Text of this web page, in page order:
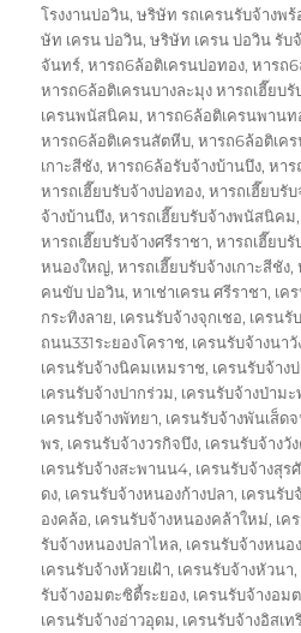
โรงงานบ่อวิน,ษริษัท รถเครนรับจ้างพ
ษัท เครน บ่อวิน,ษริษัท เครน บ่อวิน รับ
จันทร์,หารถ6ล้อติเครนบ่อทอง,หารถ
หารถ6ล้อติเครนบางละมุง หารถเฮี๊ยบรั
เครนพนัสนิคม,หารถ6ล้อติเครนพานท
หารถ6ล้อติเครนสัตหีบ,หารถ6ล้อติเค
เกาะสีชัง,หารถ6ล้อรับจ้างบ้านบึง,หาร
หารถเฮี๊ยบรับจ้างบ่อทอง,หารถเฮี๊ยบรั
จ้างบ้านบึง,หารถเฮี๊ยบรับจ้างพนัสนิคม
หารถเฮี๊ยบรับจ้างศรีราชา,หารถเฮี๊ยบ
หนองใหญ่,หารถเฮี๊ยบรับจ้างเกาะสีชัง,
คนขับ บ่อวิน,หาเช่าเครน ศรีราชา, เค
กระทิงลาย, เครนรับจ้างจุกเชอ, เครนรั
ถนน331ระยองโคราช, เครนรับจ้างนาวั
เครนรับจ้างนิคมเหมราช, เครนรับจ้าง
เครนรับจ้างปากร่วม, เครนรับจ้างป่ามะ
เครนรับจ้างพัทยา, เครนรับจ้างพันเส็ด
พร, เครนรับจ้างวรกิจบึง, เครนรับจ้างวั
เครนรับจ้างสะพานน4, เครนรับจ้างสุร
ดง, เครนรับจ้างหนองก้างปลา, เครนรับ
องคล้อ, เครนรับจ้างหนองคล้าใหม่, เค
รับจ้างหนองปลาไหล, เครนรับจ้างหนอ
เครนรับจ้างห้วยเฝ้า, เครนรับจ้างหัวนา,
รับจ้างอมตะซิตี้ระยอง, เครนรับจ้างอม
เครนรับจ้างอ่าวอุดม, เครนรับจ้างอิสเ